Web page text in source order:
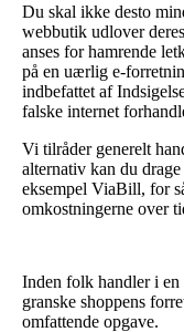
Du skal ikke desto
webbutik udlover
anses for hamrende
på en uærlig e-
indbefattet af
falske internet
Vi tilråder generelt
alternativ kan du
eksempel ViaBill, for
omkostningerne over
Inden folk handler i
granske shoppens
omfattende opgave.